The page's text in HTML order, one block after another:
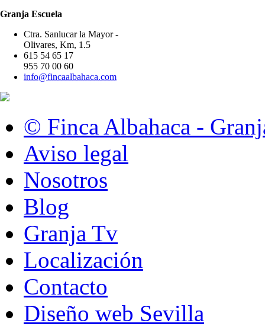
Granja Escuela
Ctra. Sanlucar la Mayor -
Olivares, Km, 1.5
615 54 65 17
955 70 00 60
info@fincaalbahaca.com
© Finca Albahaca -
Aviso legal
Nosotros
Blog
Granja Tv
Localización
Contacto
Diseño web Sevilla